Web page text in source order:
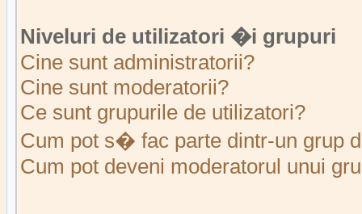
Niveluri de utilizatori �i grupuri
Cine sunt administratorii?
Cine sunt moderatorii?
Ce sunt grupurile de utilizatori?
Cum pot s� fac parte dintr-un grup
Cum pot deveni moderatorul unui